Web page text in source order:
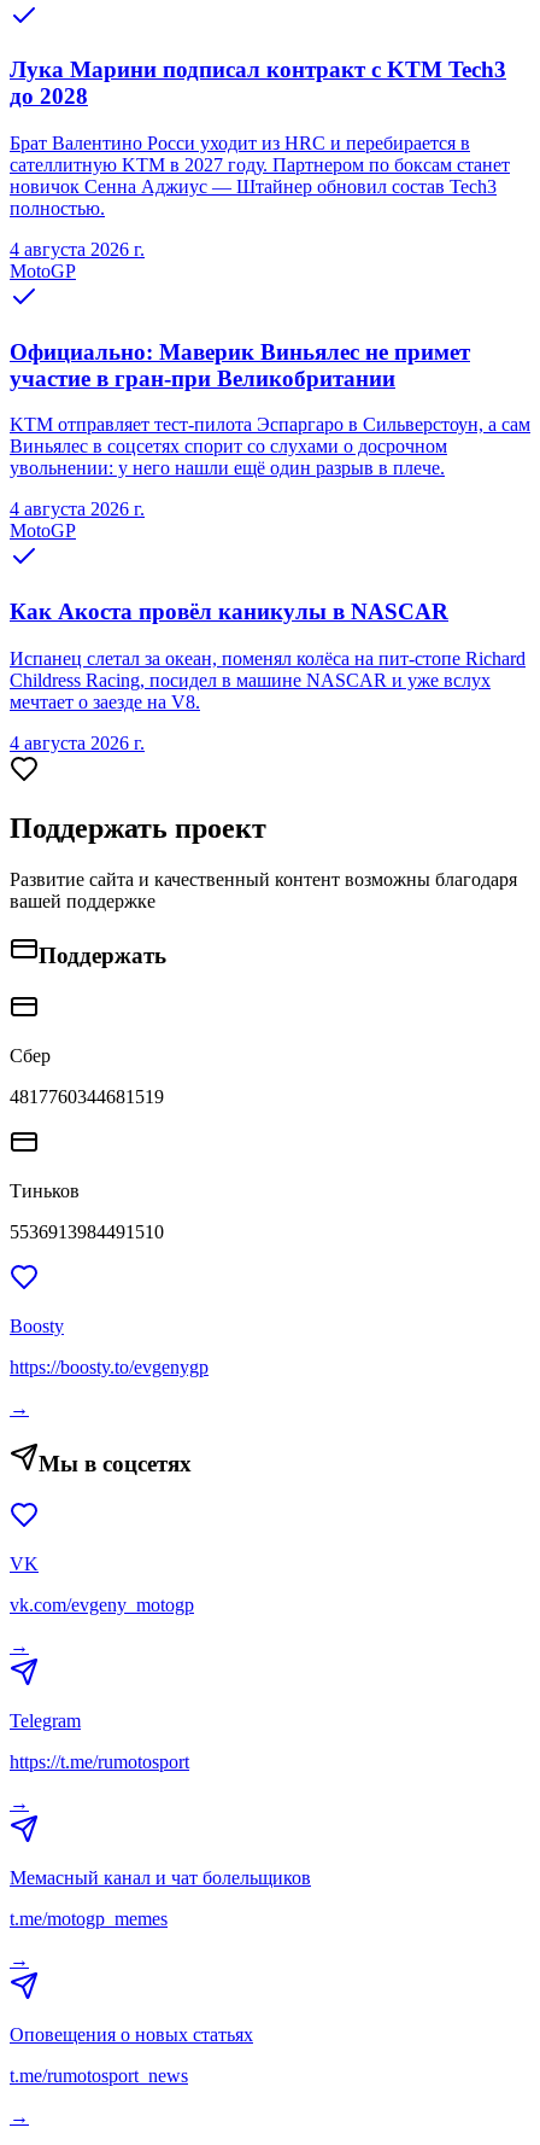
Лука Марини подписал контракт с KTM Tech3
до 2028
Брат Валентино Росси уходит из HRC и перебирается в
сателлитную KTM в 2027 году. Партнером по боксам станет
новичок Сенна Аджиус — Штайнер обновил состав Tech3
полностью.
4 августа 2026 г.
MotoGP
Официально: Маверик Виньялес не примет
участие в гран-при Великобритании
KTM отправляет тест-пилота Эспаргаро в Сильверстоун, а сам
Виньялес в соцсетях спорит со слухами о досрочном
увольнении: у него нашли ещё один разрыв в плече.
4 августа 2026 г.
MotoGP
Как Акоста провёл каникулы в NASCAR
Испанец слетал за океан, поменял колёса на пит-стопе Richard
Childress Racing, посидел в машине NASCAR и уже вслух
мечтает о заезде на V8.
4 августа 2026 г.
Поддержать проект
Развитие сайта и качественный контент возможны благодаря
вашей поддержке
Поддержать
Сбер
4817760344681519
Тиньков
5536913984491510
Boosty
https://boosty.to/evgenygp
→
Мы в соцсетях
VK
vk.com/evgeny_motogp
→
Telegram
https://t.me/rumotosport
→
Мемасный канал и чат болельщиков
t.me/motogp_memes
→
Оповещения о новых статьях
t.me/rumotosport_news
→